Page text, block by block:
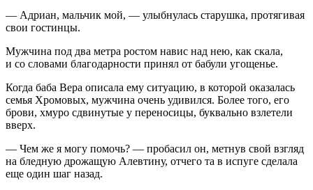
— Адриан, мальчик мой, — улыбнулась старушка, протягивая
свои гостинцы.
Мужчина под два метра ростом навис над нею, как скала,
и со словами благодарности принял от бабули угощенье.
Когда баба Вера описала ему ситуацию, в которой оказалась
семья Хромовых, мужчина очень удивился. Более того, его
брови, хмуро сдвинутые у переносицы, буквально взлетели
вверх.
— Чем же я могу помочь? — пробасил он, метнув свой взгляд
на бледную дрожащую Алевтину, отчего та в испуге сделала
еще один шаг назад.